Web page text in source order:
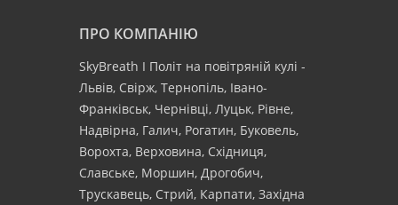
ПРО КОМПАНІЮ
SkyBreath І Політ на повітряній кулі -
Львів, Свірж, Тернопіль, Івано-
Франківськ, Чернівці, Луцьк, Рівне,
Надвірна, Галич, Рогатин, Буковель,
Ворохта, Верховина, Східниця,
Славське, Моршин, Дрогобич,
Трускавець, Стрий, Карпати, Західна